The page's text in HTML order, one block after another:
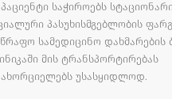
საჭიროებს
პასუხისმგებლობის
სამედიცინო დახმარების
მის ტრანსპორტირებას
უსასყიდლოდ.